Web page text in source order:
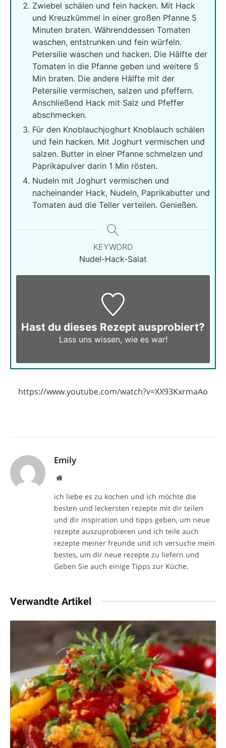
Zwiebel schälen und fein hacken. Mit Hack
und Kreuzkümmel in einer großen Pfanne 5
Minuten braten. Währenddessen Tomaten
waschen, entstrunken und fein würfeln.
Petersilie waschen und hacken. Die Hälfte der
Tomaten in die Pfanne geben und weitere 5
Min braten. Die andere Hälfte mit der
Petersilie vermischen, salzen und pfeffern.
Anschließend Hack mit Salz und Pfeffer
abschmecken.
Für den Knoblauchjoghurt Knoblauch schälen
und fein hacken. Mit Joghurt vermischen und
salzen. Butter in einer Pfanne schmelzen und
Paprikapulver darin 1 Min rösten.
Nudeln mit Joghurt vermischen und
nacheinander Hack, Nudeln, Paprikabutter und
Tomaten aud die Teller verteilen. Genießen.
KEYWORD
Nudel-Hack-Salat
Hast du dieses Rezept ausprobiert?
Lass uns wissen, wie es war!
https://www.youtube.com/watch?v=XX93KxrmaAo
Emily
Website
ich liebe es zu kochen und ich möchte die
besten und leckersten rezepte mit dir teilen
und dir inspiration und tipps geben, um neue
rezepte auszuprobieren und ich teile auch
rezepte meiner freunde und ich versuche mein
bestes, um dir neue rezepte zu liefern und
Geben Sie auch einige Tipps zur Küche.
Verwandte Artikel